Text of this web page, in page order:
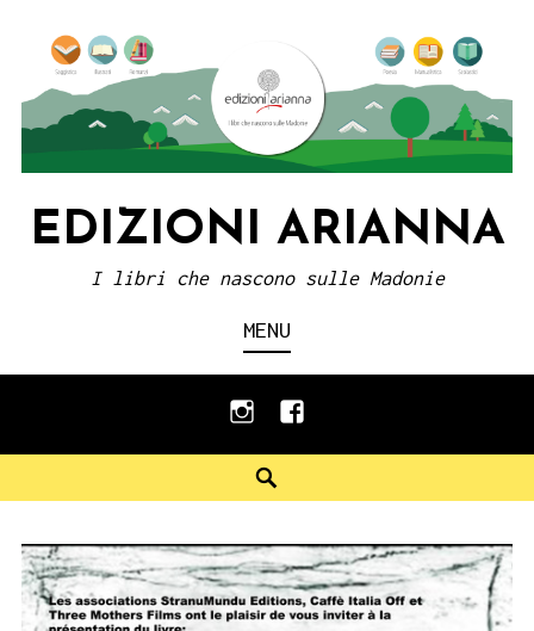
content
EDIZIONI ARIANNA
I libri che nascono sulle Madonie
MENU
instagramfacebook